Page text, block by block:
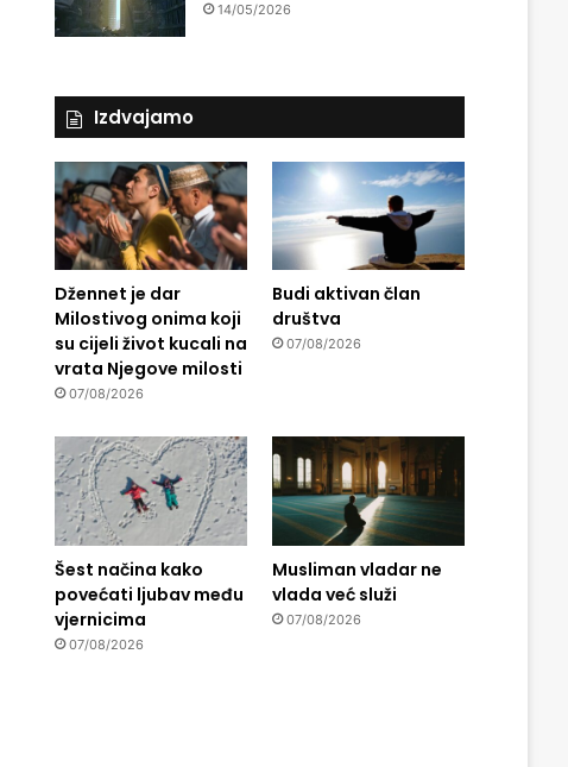
14/05/2026
Izdvajamo
Džennet je dar
Milostivog onima koji
su cijeli život kucali na
vrata Njegove milosti
07/08/2026
Budi aktivan član
društva
07/08/2026
Šest načina kako
povećati ljubav među
vjernicima
07/08/2026
Musliman vladar ne
vlada već služi
07/08/2026